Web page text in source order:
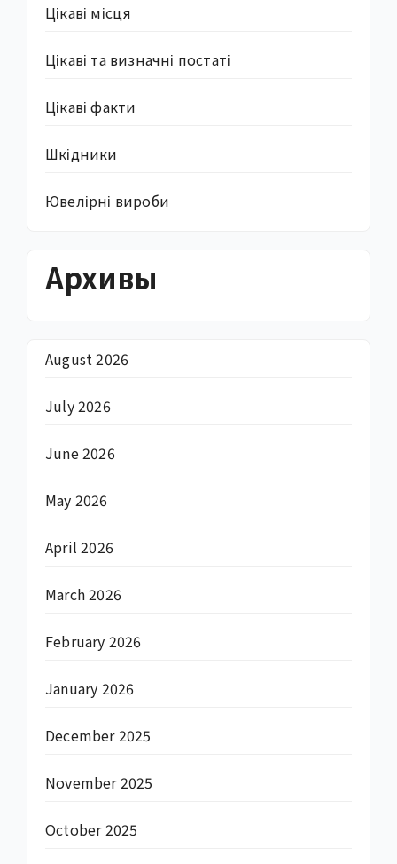
Цікаві місця
Цікаві та визначні постаті
Цікаві факти
Шкідники
Ювелірні вироби
Архивы
August 2026
July 2026
June 2026
May 2026
April 2026
March 2026
February 2026
January 2026
December 2025
November 2025
October 2025